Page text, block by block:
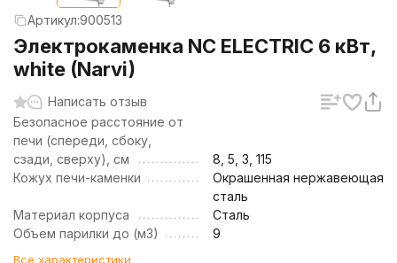
Артикул:900513
Электрокаменка NC ELECTRIC 6 кВт,
white (Narvi)
Написать отзыв
Безопасное расстояние от
печи (спереди, сбоку,
сзади, сверху), см
8, 5, 3, 115
Кожух печи-каменки
Окрашенная нержавеющая
сталь
Материал корпуса
Сталь
Объем парилки до (м3)
9
Все характеристики